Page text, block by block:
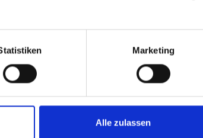
Marketing
Alle zulassen
AUF